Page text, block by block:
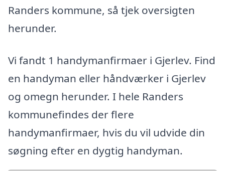
Randers kommune, så tjek oversigten
herunder.
Vi fandt 1 handymanfirmaer i Gjerlev. Find
en handyman eller håndværker i Gjerlev
og omegn herunder. I hele Randers
kommunefindes der flere
handymanfirmaer, hvis du vil udvide din
søgning efter en dygtig handyman.